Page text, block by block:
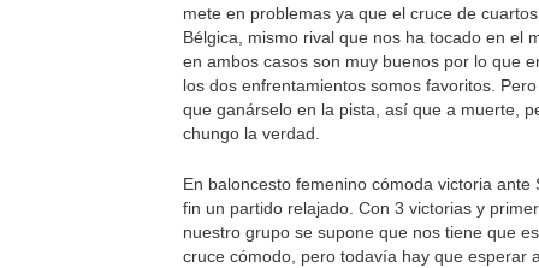
mete en problemas ya que el cruce de
Bélgica, mismo rival que nos ha tocado en el
en ambos casos son muy buenos por lo que
los dos enfrentamientos somos favoritos.
que ganárselo en la pista, así que a muerte,
chungo la verdad.
En baloncesto femenino cómoda victoria ante
fin un partido relajado. Con 3 victorias y
nuestro grupo se supone que nos tiene que
cruce cómodo, pero todavía hay que esperar